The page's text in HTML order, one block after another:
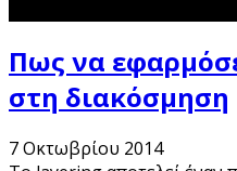
Πως να
στη διακόσμηση
7 Οκτωβρίου 2014